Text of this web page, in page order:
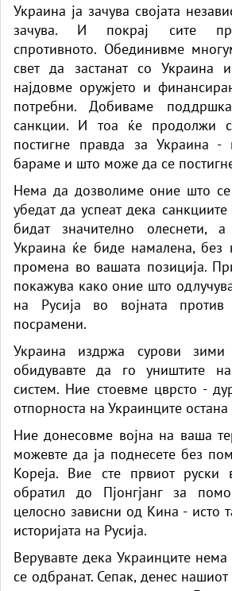
Украина ја зачува својата
зачува. И покрај сите
спротивното. Обединивме
свет да застанат со Украина
најдовме оружјето и
потребни. Добиваме
санкции. И тоа ќе продолжи
постигне правда за Украина -
бараме и што може да се
Нема да дозволиме оние што
убедат да успеат дека
бидат значително олеснети,
Украина ќе биде намалена, без
промена во вашата позиција.
покажува како оние што
на Русија во војната против
посрамени.
Украина издржа сурови
обидувавте да го уништите
систем. Ние стоевме цврсто -
отпорноста на Украинците
Ние донесовме војна на ваша
можевте да ја поднесете без
Кореја. Вие сте првиот руски
обратил до Пјонгјанг за
целосно зависни од Кина - исто
историјата на Русија.
Верувавте дека Украинците
се одбранат. Сепак, денес